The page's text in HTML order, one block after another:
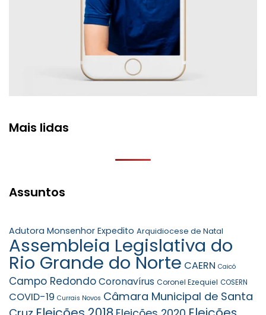
Mais lidas
Assuntos
Adutora Monsenhor Expedito Arquidiocese de Natal
Assembleia Legislativa do
Rio Grande do Norte CAERN Caicó
Campo RedondoCoronavírus Coronel Ezequiel COSERN
COVID-19 Currais Novos Câmara Municipal de Santa